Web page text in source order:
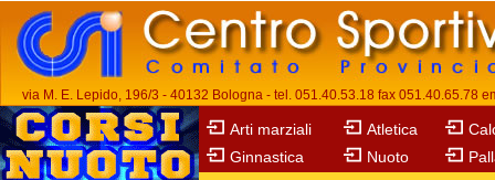
via M. E. Lepido, 196/3 - 40132 Bologna - tel. 051.40.53.18 fax 051.40.65.78
Arti marziali Atletica
Ginnastica
Nuoto